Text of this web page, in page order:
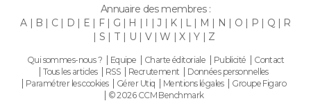
Annuaire des membres :
A
B C D E F G H I J K L M N O P Q
R
S
T U V W X Y Z
Qui sommes-nous ? Equipe Charte éditoriale Publicité
Contact
Tous les articles
RSS Recrutement
Données personnelles
Paramétrer les cookies
Gérer Utiq Mentions légales
Groupe Figaro
© 2026 CCM Benchmark